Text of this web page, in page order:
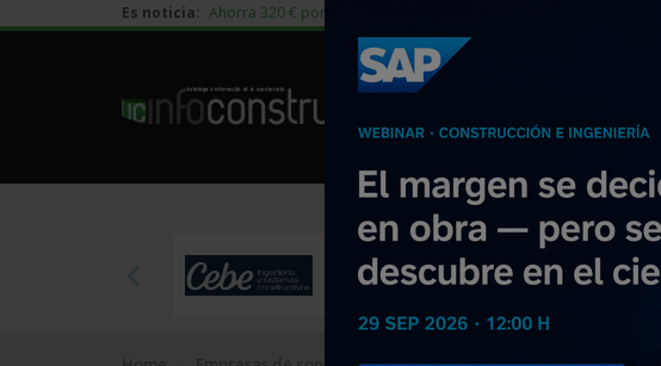
Es noticia: Ahorra 320 € por vivienda en edificación residencial
NOTICIAS